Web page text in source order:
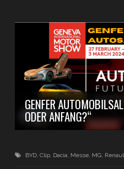
GENFER
ODER ANFANG?“
BYD, Clip, Dacia, Messe, MG,